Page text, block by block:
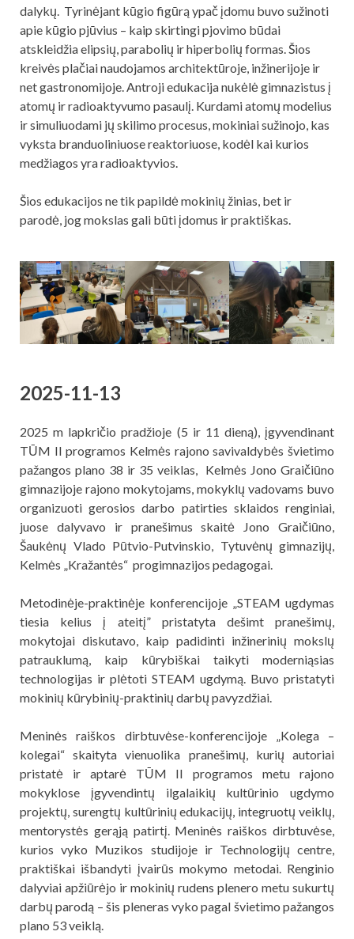
dalykų. Tyrinėjant kūgio figūrą ypač įdomu buvo sužinoti
apie kūgio pjūvius – kaip skirtingi pjovimo būdai
atskleidžia elipsių, parabolių ir hiperbolių formas. Šios
kreivės plačiai naudojamos architektūroje, inžinerijoje ir
net gastronomijoje. Antroji edukacija nukėlė gimnazistus į
atomų ir radioaktyvumo pasaulį. Kurdami atomų modelius
ir simuliuodami jų skilimo procesus, mokiniai sužinojo, kas
vyksta branduoliniuose reaktoriuose, kodėl kai kurios
medžiagos yra radioaktyvios.
Šios edukacijos ne tik papildė mokinių žinias, bet ir
parodė, jog mokslas gali būti įdomus ir praktiškas.
2025-11-13
2025 m lapkričio pradžioje (5 ir 11 dieną), įgyvendinant
TŪM II programos Kelmės rajono savivaldybės švietimo
pažangos plano 38 ir 35 veiklas, Kelmės Jono Graičiūno
gimnazijoje rajono mokytojams, mokyklų vadovams buvo
organizuoti gerosios darbo patirties sklaidos renginiai,
juose dalyvavo ir pranešimus skaitė Jono Graičiūno,
Šaukėnų Vlado Pūtvio-Putvinskio, Tytuvėnų gimnazijų,
Kelmės „Kražantės“ progimnazijos pedagogai.
Metodinėje-praktinėje konferencijoje „STEAM ugdymas
tiesia kelius į ateitį” pristatyta dešimt pranešimų,
mokytojai diskutavo, kaip padidinti inžinerinių mokslų
patrauklumą, kaip kūrybiškai taikyti moderniąsias
technologijas ir plėtoti STEAM ugdymą. Buvo pristatyti
mokinių kūrybinių-praktinių darbų pavyzdžiai.
Meninės raiškos dirbtuvėse-konferencijoje „Kolega –
kolegai“ skaityta vienuolika pranešimų, kurių autoriai
pristatė ir aptarė TŪM II programos metu rajono
mokyklose įgyvendintų ilgalaikių kultūrinio ugdymo
projektų, surengtų kultūrinių edukacijų, integruotų veiklų,
mentorystės gerąją patirtį. Meninės raiškos dirbtuvėse,
kurios vyko Muzikos studijoje ir Technologijų centre,
praktiškai išbandyti įvairūs mokymo metodai. Renginio
dalyviai apžiūrėjo ir mokinių rudens plenero metu sukurtų
darbų parodą – šis pleneras vyko pagal švietimo pažangos
plano 53 veiklą.